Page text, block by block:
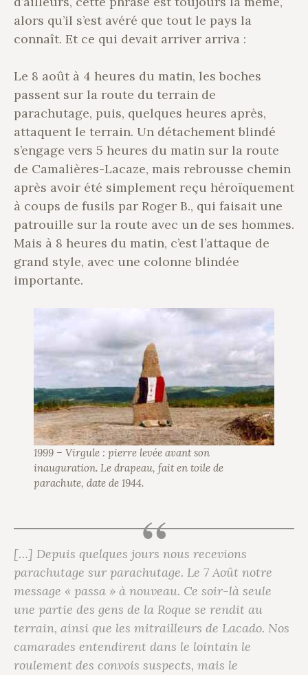
alors qu’il s’est avéré que tout le pays la
connaît. Et ce qui devait arriver arriva :
Le 8 août à 4 heures du matin, les boches
passent sur la route du terrain de
parachutage, puis, quelques heures après,
attaquent le terrain. Un détachement blindé
s’engage vers 5 heures du matin sur la route
de Camalières-Lacaze, mais rebrousse chemin
après avoir été simplement reçu héroïquement
à coups de fusils par Roger B., qui faisait une
patrouille sur la route avec un de ses hommes.
Mais à 8 heures du matin, c’est l’attaque de
grand style, avec une colonne blindée
importante.
1999 – Virgule : pierre levée avant son
inauguration. Le drapeau, fait en toile de
parachute, date de 1944.
[…] Depuis quelques jours nous recevions
parachutage sur parachutage. Le 7 Août notre
message « passa » à nouveau. Ce soir-là seule
une partie des gens de la Roque se rendit au
terrain, ainsi que les mitrailleurs de Lacado. Nos
camarades entendirent dans le lointain le
roulement des convois suspects, mais le